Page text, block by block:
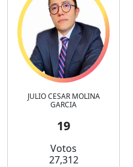
JULIO CESAR MOLINA
GARCIA
19
Votos
27,312